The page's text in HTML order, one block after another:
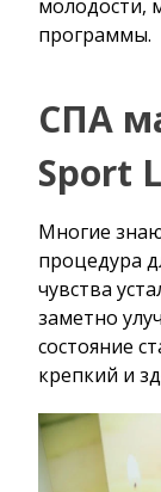
молодости,
программы.
СПА
Sport
Многие
процедура
чувства
заметно
состояние
крепкий и